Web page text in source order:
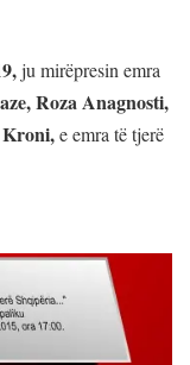
ju mirëpresin emra
Roza Anagnosti,
Kroni,e emra të tjerë